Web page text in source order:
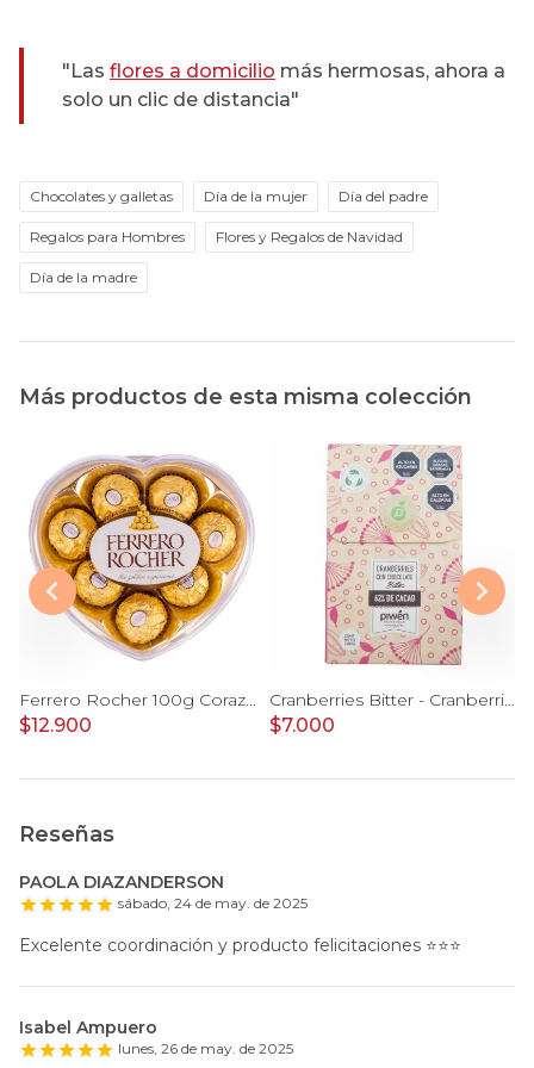
"Las flores a domicilio más hermosas, ahora a
solo un clic de distancia"
Chocolates y galletas Día de la mujer Día del padre
Regalos para Hombres Flores y Regalos de Navidad
Día de la madre
Más productos de esta misma colección
Ferrero Rocher 100g Corazón
$12.900
Cranberries Bitter - Cranberries bañados chocolate 62% cacao Piwen
$7.000
Reseñas
PAOLA DIAZANDERSON
sábado, 24 de may. de 2025
Excelente coordinación y producto felicitaciones ⭐️⭐️⭐️
Isabel Ampuero
lunes, 26 de may. de 2025